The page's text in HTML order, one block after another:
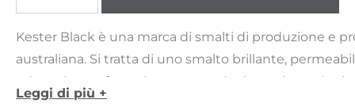
€ 18,00.
€ 9,90.
Kester Black è una marca di smalti di produzione e
australiana. Si tratta di uno smalto brillante,
scheggiatura, formulato seguendo rigorosi standard
sicurezza.
Leggi di più +